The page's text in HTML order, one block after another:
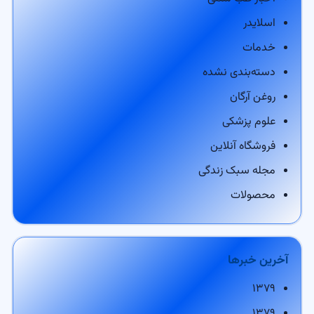
اسلایدر
خدمات
دسته‌بندی نشده
روغن آرگان
علوم پزشکی
فروشگاه آنلاین
مجله سبک زندگی
محصولات
آخرین خبرها
۱۳۷۹